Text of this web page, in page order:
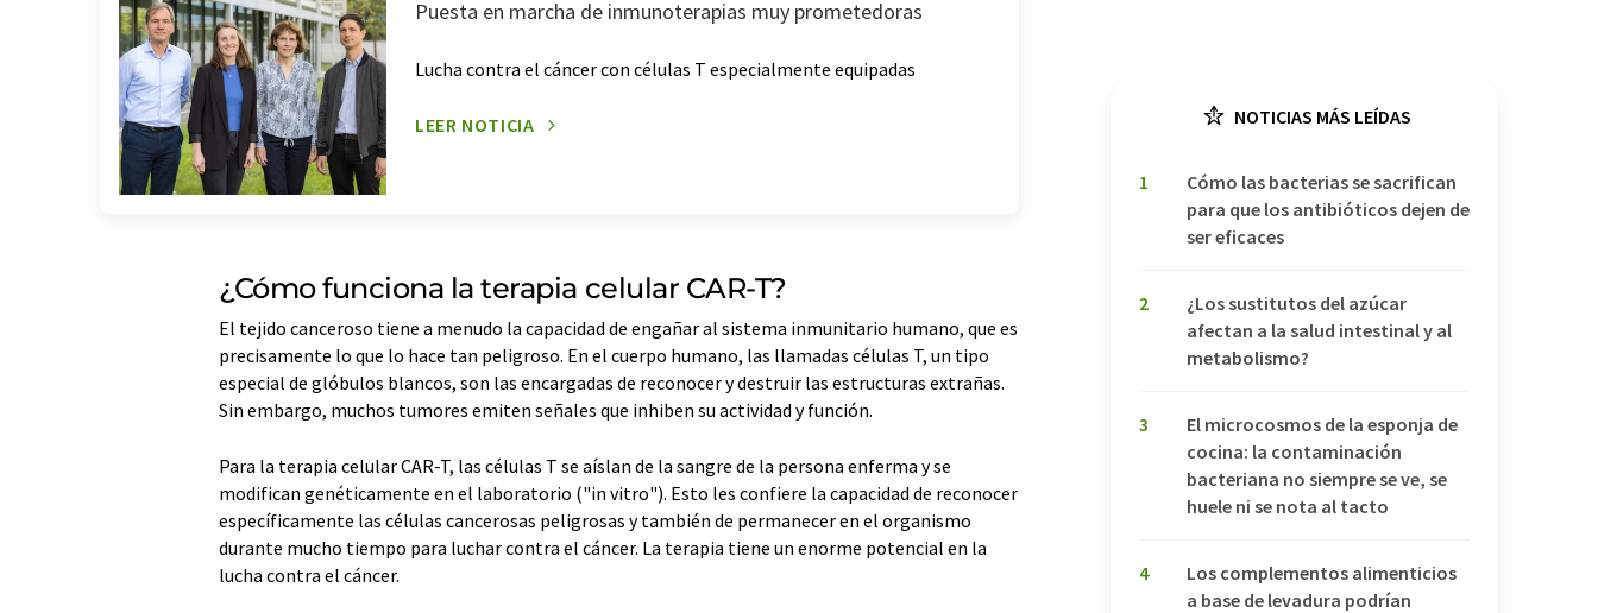
Puesta en marcha de inmunoterapias muy prometedoras
Lucha contra el cáncer con células T especialmente equipadas
LEER NOTICIA
¿Cómo funciona la terapia celular CAR-T?
El tejido canceroso tiene a menudo la capacidad de engañar al sistema inmunitario humano, que es
precisamente lo que lo hace tan peligroso. En el cuerpo humano, las llamadas células T, un tipo
especial de glóbulos blancos, son las encargadas de reconocer y destruir las estructuras extrañas.
Sin embargo, muchos tumores emiten señales que inhiben su actividad y función.
Para la terapia celular CAR-T, las células T se aíslan de la sangre de la persona enferma y se
modifican genéticamente en el laboratorio ("in vitro"). Esto les confiere la capacidad de reconocer
específicamente las células cancerosas peligrosas y también de permanecer en el organismo
durante mucho tiempo para luchar contra el cáncer. La terapia tiene un enorme potencial en la
lucha contra el cáncer.
NOTICIAS MÁS LEÍDAS
1
Cómo las bacterias se sacrifican
para que los antibióticos dejen de
ser eficaces
2
¿Los sustitutos del azúcar
afectan a la salud intestinal y al
metabolismo?
3
El microcosmos de la esponja de
cocina: la contaminación
bacteriana no siempre se ve, se
huele ni se nota al tacto
4
Los complementos alimenticios
a base de levadura podrían